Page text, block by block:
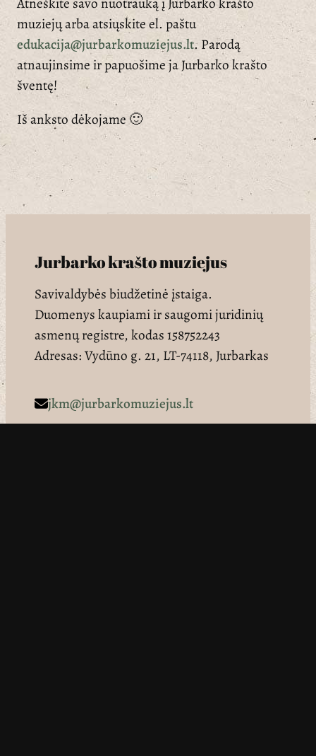
muziejų arba atsiųskite el. paštu
edukacija@jurbarkomuziejus.lt. Parodą
atnaujinsime ir papuošime ja Jurbarko krašto
šventę!
Iš anksto dėkojame 🙂
Jurbarko krašto muziejus
Savivaldybės biudžetinė įstaiga.
Duomenys kaupiami ir saugomi juridinių
asmenų registre, kodas 158752243
Adresas: Vydūno g. 21, LT-74118, Jurbarkas
jkm@jurbarkomuziejus.lt